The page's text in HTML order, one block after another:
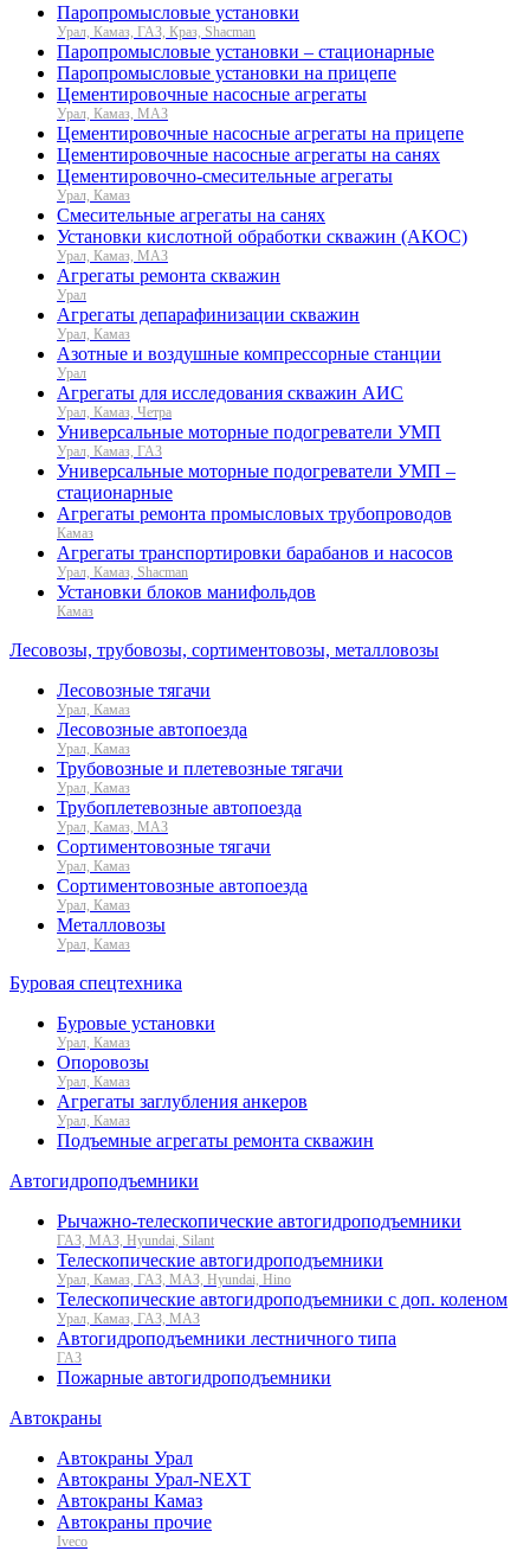
Паропромысловые установки
Урал, Камаз, ГАЗ, Краз, Shacman
Паропромысловые установки – стационарные
Паропромысловые установки на прицепе
Цементировочные насосные агрегаты
Урал, Камаз, МАЗ
Цементировочные насосные агрегаты на прицепе
Цементировочные насосные агрегаты на санях
Цементировочно-смесительные агрегаты
Урал, Камаз
Смесительные агрегаты на санях
Установки кислотной обработки скважин (АКОС)
Урал, Камаз, МАЗ
Агрегаты ремонта скважин
Урал
Агрегаты депарафинизации скважин
Урал, Камаз
Азотные и воздушные компрессорные станции
Урал
Агрегаты для исследования скважин АИС
Урал, Камаз, Четра
Универсальные моторные подогреватели УМП
Урал, Камаз, ГАЗ
Универсальные моторные подогреватели УМП –
стационарные
Агрегаты ремонта промысловых трубопроводов
Камаз
Агрегаты транспортировки барабанов и насосов
Урал, Камаз, Shacman
Установки блоков манифольдов
Камаз
Лесовозы, трубовозы, сортиментовозы, металловозы
Лесовозные тягачи
Урал, Камаз
Лесовозные автопоезда
Урал, Камаз
Трубовозные и плетевозные тягачи
Урал, Камаз
Трубоплетевозные автопоезда
Урал, Камаз, МАЗ
Сортиментовозные тягачи
Урал, Камаз
Сортиментовозные автопоезда
Урал, Камаз
Металловозы
Урал, Камаз
Буровая спецтехника
Буровые установки
Урал, Камаз
Опоровозы
Урал, Камаз
Агрегаты заглубления анкеров
Урал, Камаз
Подъемные агрегаты ремонта скважин
Автогидроподъемники
Рычажно-телескопические автогидроподъемники
ГАЗ, МАЗ, Hyundai, Silant
Телескопические автогидроподъемники
Урал, Камаз, ГАЗ, МАЗ, Hyundai, Hino
Телескопические автогидроподъемники с доп. коленом
Урал, Камаз, ГАЗ, МАЗ
Автогидроподъемники лестничного типа
ГАЗ
Пожарные автогидроподъемники
Автокраны
Автокраны Урал
Автокраны Урал-NEXT
Автокраны Камаз
Автокраны прочие
Iveco